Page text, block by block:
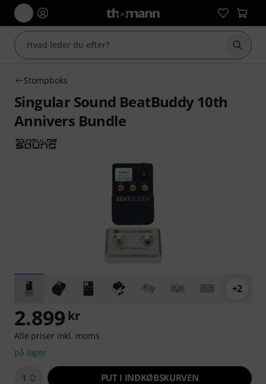
Start
Stompboks
Singular Sound BeatBuddy 10th
Annivers Bundle
+2
2.899 kr
Alle priser inkl. moms
på lager
1 PUT I INDKØBSKURVEN